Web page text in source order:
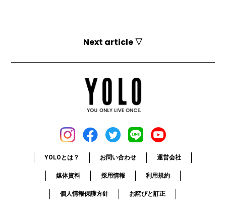
Next article ▽
YOLOとは？ お問い合わせ 運営会社
媒体資料 採用情報 利用規約
個人情報保護方針 お詫びと訂正